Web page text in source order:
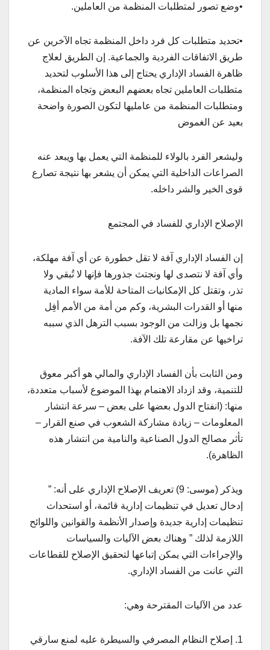
•وضع تصور لمتطلبات المنظمة من العاملين.
•تحديد متطلبات كل فرد داخل المنظمة تجاه الآخرين عن
طريق الاتفاقات الفردية والجماعية. إن الطريق لعلاج
ظاهرة الفساد الإداري يحتاج إلى هذا الأسلوب لتحديد
متطلبات العاملين تجاه بعضهم البعض وتجاه المنظمة،
ومتطلبات المنظمة من عامليها لتكون الصورة واضحة
بعيد عن الغموض
وليشعر الفرد بالولاء للمنظمة التي يعمل بها ويبعد عنه
الصراعات الداخلية التي يمكن أن يشعر بها نتيجة تصارع
قوى الخير والشر داخله.
الإصلاح الإداري للفساد في المجتمع
إن الفساد الإداري آفة لا تقل خطورة عن أي آفة مهلكة،
وأي آفة لا نتصدى لها ونجتث جذورها فإنها لا تُبقي ولا
تذر، وتقتل كل الإمكانيات المتاحة للأمة سواء المادية
منها أو القدرات البشرية، وكم من أمة من الأمم أفِل
نجمها بل وزالت من الوجود بسبب الترهل الذي سببه
تراخيها عن مقارعة تلك الآفة.
ومن الثابت بأن الفساد الإداري والمالي هو أكبر معوق
للتنمية، وقد ازداد الاهتمام بهذا الموضوع لأسباب متعددة،
منها: (انفتاح الدول بعضها على بعض – سرعة انتشار
المعلومات – زيادة مشاركة الشعوب في صنع القرار –
تأثر مصالح الدول الصناعية والنامية من انتشار هذه
الظاهرة).
ويذكر (موسى: 9) تعريف الإصلاح الإداري على أنه: ”
إدخال تعديل في تنظيمات إدارية قائمة، أو استحداث
تنظيمات إدارية جديدة وإصدار الأنظمة والقوانين واللوائح
اللازمة لذلك ” وهناك بعض الآليات والسياسات
والإجراءات التي يمكن إتباعها لتحقيق الإصلاح للقطاعات
التي عانت من الفساد الإداري.
عدد من الآليات المقترحة وهي:
1. إصلاح النظام المصرفي والسيطرة عليه لمنع سارقي